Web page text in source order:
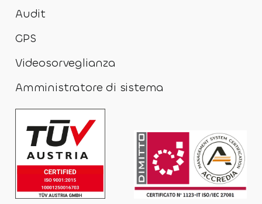
Audit
GPS
Videosorveglianza
Amministratore di sistema